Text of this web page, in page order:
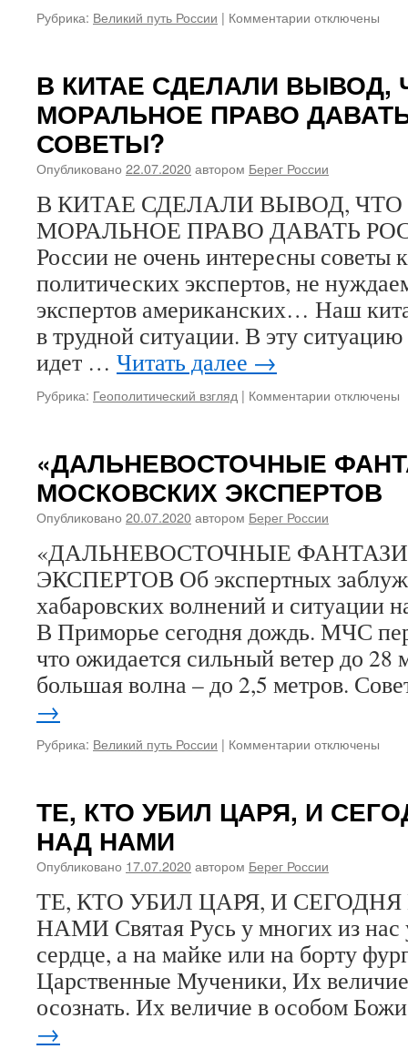
Рубрика: Великий путь России | Комментарии к
и
путь
собирания
отключены
В КИТАЕ СДЕЛАЛИ ВЫВОД,
МОРАЛЬНОЕ ПРАВО
СОВЕТЫ?
Опубликовано 22.07.2020автором Берег России
В КИТАЕ СДЕЛАЛИ ВЫВОД,
МОРАЛЬНОЕ ПРАВО ДАВАТЬ
России не очень интересны советы
политических экспертов, не
экспертов американских… Наш
в трудной ситуации. В эту
идет … Читать далее →
Рубрика: Геополитический взгляд | Комментарии к
СДЕЛАЛИ
ВЫВОД,
ЧТО
ПРАВО
ДАВАТЬ
РОССИИ
СОВЕТЫ?
отключены
«ДАЛЬНЕВОСТОЧНЫЕ
МОСКОВСКИХ ЭКСПЕРТОВ
Опубликовано 20.07.2020автором Берег России
«ДАЛЬНЕВОСТОЧНЫЕ
ЭКСПЕРТОВ Об экспертных
хабаровских волнений и ситуации
В Приморье сегодня дождь. МЧС
что ожидается сильный ветер до 28
большая волна – до 2,5 метров.
→
Рубрика: Великий путь России | Комментарии к
МОСКОВСКИХ
отключены
ТЕ, КТО УБИЛ ЦАРЯ, И
НАД НАМИ
Опубликовано 17.07.2020автором Берег России
ТЕ, КТО УБИЛ ЦАРЯ, И
НАМИ Святая Русь у многих из нас
сердце, а на майке или на борту
Царственные Мученики, Их
осознать. Их величие в особом
→